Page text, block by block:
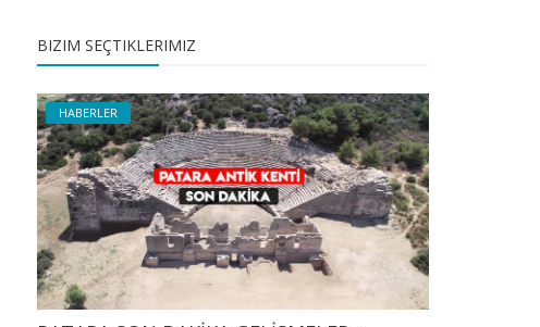
BIZIM SEÇTIKLERIMIZ
HABERLER